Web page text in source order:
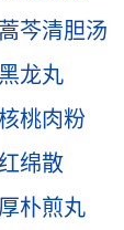
蒿芩清胆汤
黑龙丸
桃肉粉
绵散
厚朴煎丸